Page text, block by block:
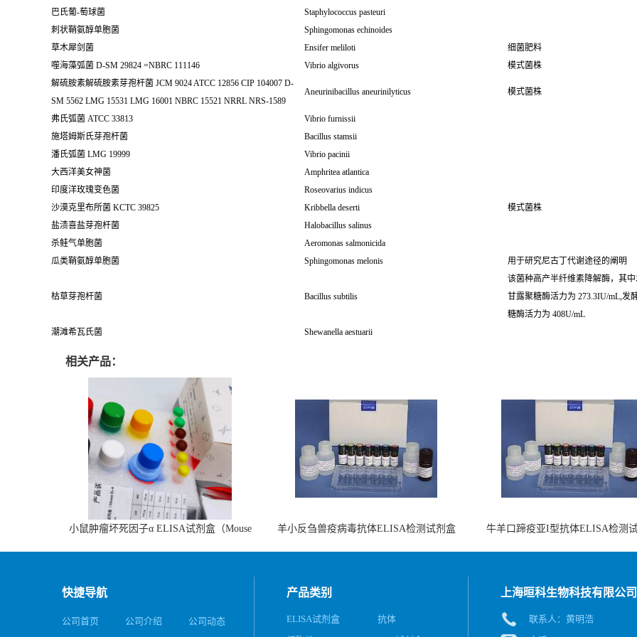
巴氏葡-萄球菌
Staphylococcus pasteuri
刺状鞘氨醇单胞菌
Sphingomonas echinoides
草木犀剑菌
Ensifer meliloti
细菌肥料
噬海藻弧菌 D-SM 29824 =NBRC 111146
Vibrio algivorus
模式菌株
解硫胺素解硫胺素芽孢杆菌 JCM 9024 ATCC 12856 CIP 104007 D-
SM 5562 LMG 15531 LMG 16001 NBRC 15521 NRRL NRS-1589
Aneurinibacillus aneurinilyticus 模式菌株
弗氏弧菌 ATCC 33813
Vibrio furnissii
施塔姆斯氏芽孢杆菌
Bacillus stamsii
潘氏弧菌 LMG 19999
Vibrio pacinii
大西洋美女神菌
Amphritea atlantica
印度洋玫瑰变色菌
Roseovarius indicus
沙漠克里布所菌 KCTC 39825
Kribbella deserti
模式菌株
盐渍喜盐芽孢杆菌
Halobacillus salinus
杀鲑气单胞菌
Aeromonas salmonicida
瓜类鞘氨醇单胞菌
Sphingomonas melonis 用于研究尼古丁代谢途径的阐明
枯草芽孢杆菌 Bacillus subtilis
该菌种高产半纤维素降解酶，其中
甘露聚糖酶活力为 273.3IU/mL,发
糖酶活力为 408U/mL
潮滩希瓦氏菌
Shewanella aestuarii
相关产品：
小鼠肿瘤坏死因子α ELISA试剂盒（Mouse
羊小反刍兽疫病毒抗体ELISA检测试剂盒
牛羊口蹄疫亚I型抗体ELISA检测
快捷导航
公司首页 公司介绍 公司动态
产品类别
ELISA试剂盒
抗体
上海晅科生物科技有限公司
联系人：黄明浩